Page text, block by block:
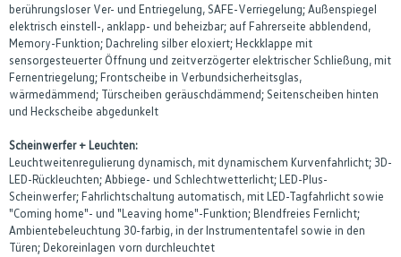
berührungsloser Ver- und Entriegelung, SAFE-Verriegelung; Außenspiegel
elektrisch einstell-, anklapp- und beheizbar; auf Fahrerseite abblendend,
Memory-Funktion; Dachreling silber eloxiert; Heckklappe mit
sensorgesteuerter Öffnung und zeitverzögerter elektrischer Schließung, mit
Fernentriegelung; Frontscheibe in Verbundsicherheitsglas,
wärmedämmend; Türscheiben geräuschdämmend; Seitenscheiben hinten
und Heckscheibe abgedunkelt
Scheinwerfer + Leuchten:
Leuchtweitenregulierung dynamisch, mit dynamischem Kurvenfahrlicht; 3D-
LED-Rückleuchten; Abbiege- und Schlechtwetterlicht; LED-Plus-
Scheinwerfer; Fahrlichtschaltung automatisch, mit LED-Tagfahrlicht sowie
"Coming home"- und "Leaving home"-Funktion; Blendfreies Fernlicht;
Ambientebeleuchtung 30-farbig, in der Instrumententafel sowie in den
Türen; Dekoreinlagen vorn durchleuchtet